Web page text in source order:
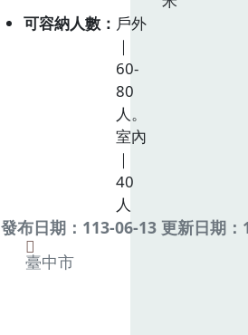
可容納人數
戶外
｜
60-
80
人。
室內
｜
40
人
發布日期：113-06-13 更新日期
臺中市